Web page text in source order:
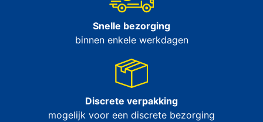
Snelle bezorging
binnen enkele werkdagen
Discrete verpakking
mogelijk voor een discrete bezorging